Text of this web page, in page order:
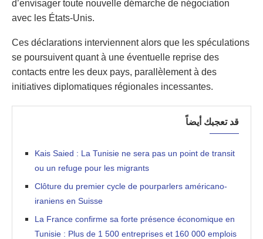
d’envisager toute nouvelle démarche de négociation
avec les États-Unis.
Ces déclarations interviennent alors que les spéculations
se poursuivent quant à une éventuelle reprise des
contacts entre les deux pays, parallèlement à des
initiatives diplomatiques régionales incessantes.
قد تعجبك أيضاً
Kais Saied : La Tunisie ne sera pas un point de transit
ou un refuge pour les migrants
Clôture du premier cycle de pourparlers américano-
iraniens en Suisse
La France confirme sa forte présence économique en
Tunisie : Plus de 1 500 entreprises et 160 000 emplois